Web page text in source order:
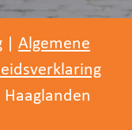
Algemene